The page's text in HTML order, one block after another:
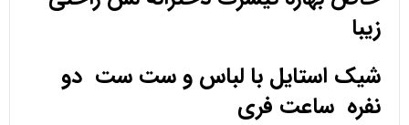
زیبا
شیک استایل با لباس و ست ست دو
نفره ساعت فری